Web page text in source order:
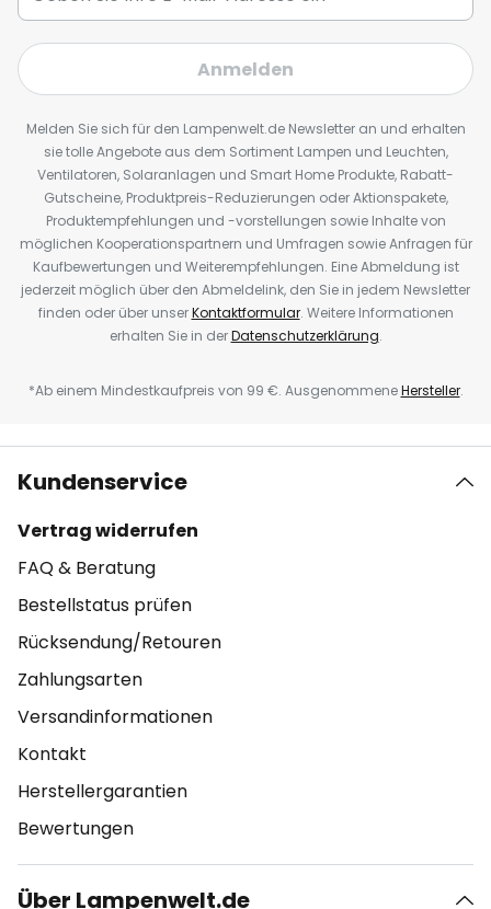
Anmelden
Melden Sie sich für den Lampenwelt.de Newsletter an und erhalten
sie tolle Angebote aus dem Sortiment Lampen und Leuchten,
Ventilatoren, Solaranlagen und Smart Home Produkte, Rabatt-
Gutscheine, Produktpreis-Reduzierungen oder Aktionspakete,
Produktempfehlungen und -vorstellungen sowie Inhalte von
möglichen Kooperationspartnern und Umfragen sowie Anfragen für
Kaufbewertungen und Weiterempfehlungen. Eine Abmeldung ist
jederzeit möglich über den Abmeldelink, den Sie in jedem Newsletter
finden oder über unserKontaktformular. Weitere Informationen
erhalten Sie in derDatenschutzerklärung.
*Ab einem Mindestkaufpreis von 99 €. AusgenommeneHersteller.
Kundenservice
Vertrag widerrufen
FAQ & Beratung
Bestellstatus prüfen
Rücksendung/Retouren
Zahlungsarten
Versandinformationen
Kontakt
Herstellergarantien
Bewertungen
Über Lampenwelt.de